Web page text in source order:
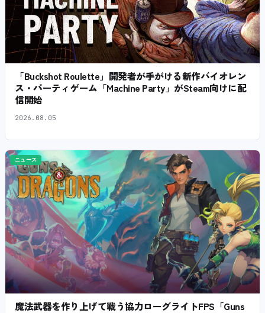
「Buckshot Roulette」開発者が手がける新作バイオレン
ス・パーティゲーム「Machine Party」がSteam向けに配
信開始
2026.08.05
ニュース
魔法武器を作り上げて戦う協力ローグライトFPS「Guns